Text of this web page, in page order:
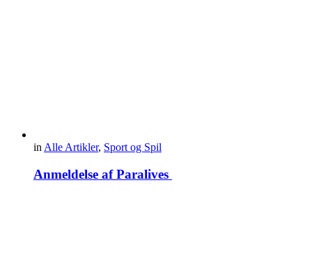
inAlle Artikler, Sport og Spil
Anmeldelse af Paralives